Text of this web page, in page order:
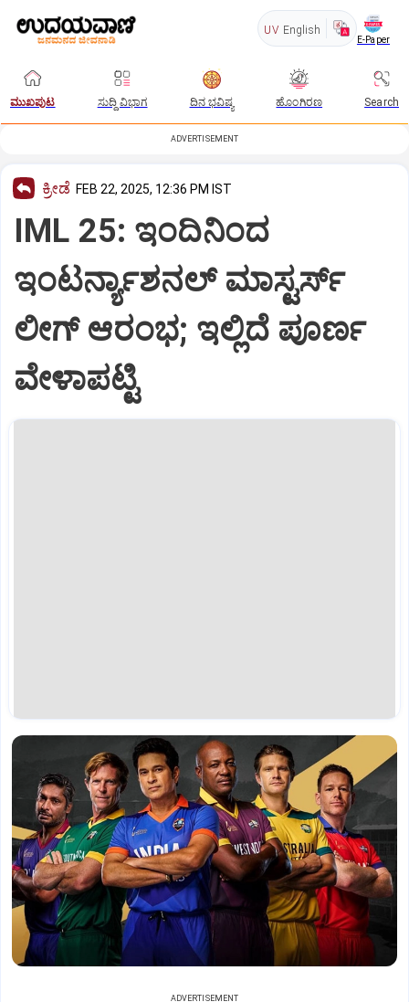
UV English
E-Paper
ಮುಖಪುಟ ಸುದ್ದಿ ವಿಭಾಗ ದಿನ ಭವಿಷ್ಯ ಹೊಂಗಿರಣ Search
ADVERTISEMENT
ಕ್ರೀಡೆ FEB 22, 2025, 12:36 PM IST
IML 25: ಇಂದಿನಿಂದ
ಇಂಟರ್ನ್ಯಾಶನಲ್‌ ಮಾಸ್ಟರ್ಸ್‌
ಲೀಗ್‌ ಆರಂಭ; ಇಲ್ಲಿದೆ ಪೂರ್ಣ
ವೇಳಾಪಟ್ಟಿ
ADVERTISEMENT